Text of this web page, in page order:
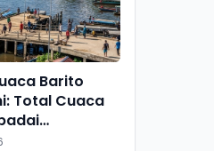
Barito
Total Cuaca
Api